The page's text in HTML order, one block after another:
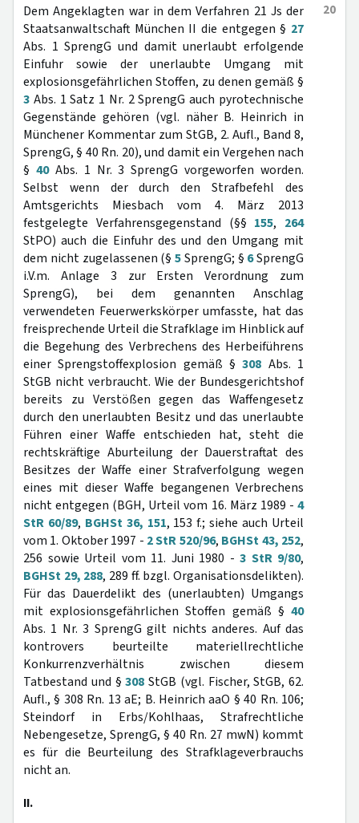
20
Dem Angeklagten war in dem Verfahren 21 Js der
Staatsanwaltschaft München II die entgegen § 27
Abs. 1 SprengG und damit unerlaubt erfolgende
Einfuhr sowie der unerlaubte Umgang mit
explosionsgefährlichen Stoffen, zu denen gemäß §
3 Abs. 1 Satz 1 Nr. 2 SprengG auch pyrotechnische
Gegenstände gehören (vgl. näher B. Heinrich in
Münchener Kommentar zum StGB, 2. Aufl., Band 8,
SprengG, § 40 Rn. 20), und damit ein Vergehen nach
§ 40Abs. 1 Nr. 3 SprengG vorgeworfen worden.
Selbst wenn der durch den Strafbefehl des
Amtsgerichts Miesbach vom 4. März 2013
festgelegte Verfahrensgegenstand (§§ 155, 264
StPO) auch die Einfuhr des und den Umgang mit
dem nicht zugelassenen (§ 5SprengG; § 6SprengG
i.V.m. Anlage 3 zur Ersten Verordnung zum
SprengG), bei dem genannten Anschlag
verwendeten Feuerwerkskörper umfasste, hat das
freisprechende Urteil die Strafklage im Hinblick auf
die Begehung des Verbrechens des Herbeiführens
einer Sprengstoffexplosion gemäß §308 Abs. 1
StGB nicht verbraucht. Wie der Bundesgerichtshof
bereits zu Verstößen gegen das Waffengesetz
durch den unerlaubten Besitz und das unerlaubte
Führen einer Waffe entschieden hat, steht die
rechtskräftige Aburteilung der Dauerstraftat des
Besitzes der Waffe einer Strafverfolgung wegen
eines mit dieser Waffe begangenen Verbrechens
nicht entgegen (BGH, Urteil vom 16. März 1989 - 4
StR 60/89, BGHSt 36, 151, 153 f.; siehe auch Urteil
vom 1. Oktober 1997 - 2 StR 520/96, BGHSt 43, 252,
256 sowie Urteil vom 11. Juni 1980 - 3 StR 9/80,
BGHSt 29, 288, 289 ff. bzgl. Organisationsdelikten).
Für das Dauerdelikt des (unerlaubten) Umgangs
mit explosionsgefährlichen Stoffen gemäß § 40
Abs. 1 Nr. 3 SprengG gilt nichts anderes. Auf das
kontrovers beurteilte materiellrechtliche
Konkurrenzverhältnis zwischen diesem
Tatbestand und §308 StGB (vgl. Fischer, StGB, 62.
Aufl., § 308 Rn. 13 aE; B. Heinrich aaO § 40 Rn. 106;
Steindorf in Erbs/Kohlhaas, Strafrechtliche
Nebengesetze, SprengG, § 40 Rn. 27 mwN) kommt
es für die Beurteilung des Strafklageverbrauchs
nicht an.
II.